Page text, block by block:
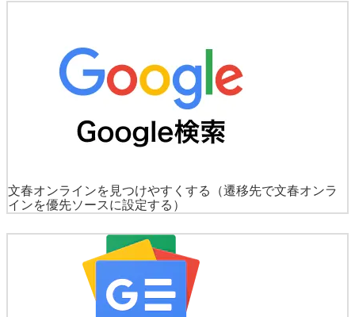
文春オンラインを見つけやすくする
（遷移先で文春オンラ
インを優先ソースに設定する）